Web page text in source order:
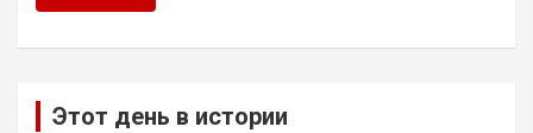
Этот день в истории